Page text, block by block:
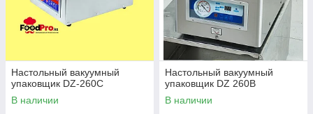
Настольный вакуумный
упаковщик DZ-260C
В наличии
Настольный вакуумный
упаковщик DZ 260B
В наличии